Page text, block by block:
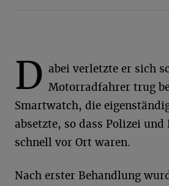
D abei verletzte er sich
Motorradfahrer trug
Smartwatch, die
absetzte, so dass Polizei
schnell vor Ort waren.
Nach erster Behandlung